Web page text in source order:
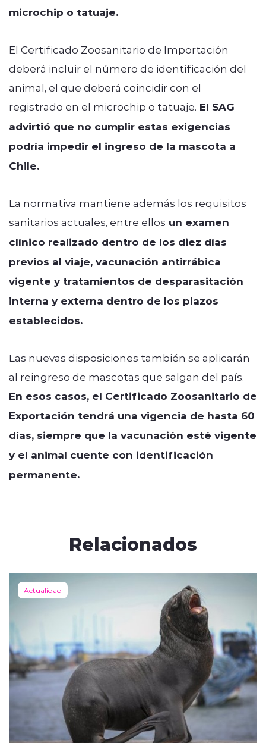
microchip o tatuaje.
El Certificado Zoosanitario de Importación
deberá incluir el número de identificación del
animal, el que deberá coincidir con el
registrado en el microchip o tatuaje. El SAG
advirtió que no cumplir estas exigencias
podría impedir el ingreso de la mascota a
Chile.
La normativa mantiene además los requisitos
sanitarios actuales, entre ellos un examen
clínico realizado dentro de los diez días
previos al viaje, vacunación antirrábica
vigente y tratamientos de desparasitación
interna y externa dentro de los plazos
establecidos.
Las nuevas disposiciones también se aplicarán
al reingreso de mascotas que salgan del país.
En esos casos, el Certificado Zoosanitario de
Exportación tendrá una vigencia de hasta 60
días, siempre que la vacunación esté vigente
y el animal cuente con identificación
permanente.
Relacionados
Actualidad